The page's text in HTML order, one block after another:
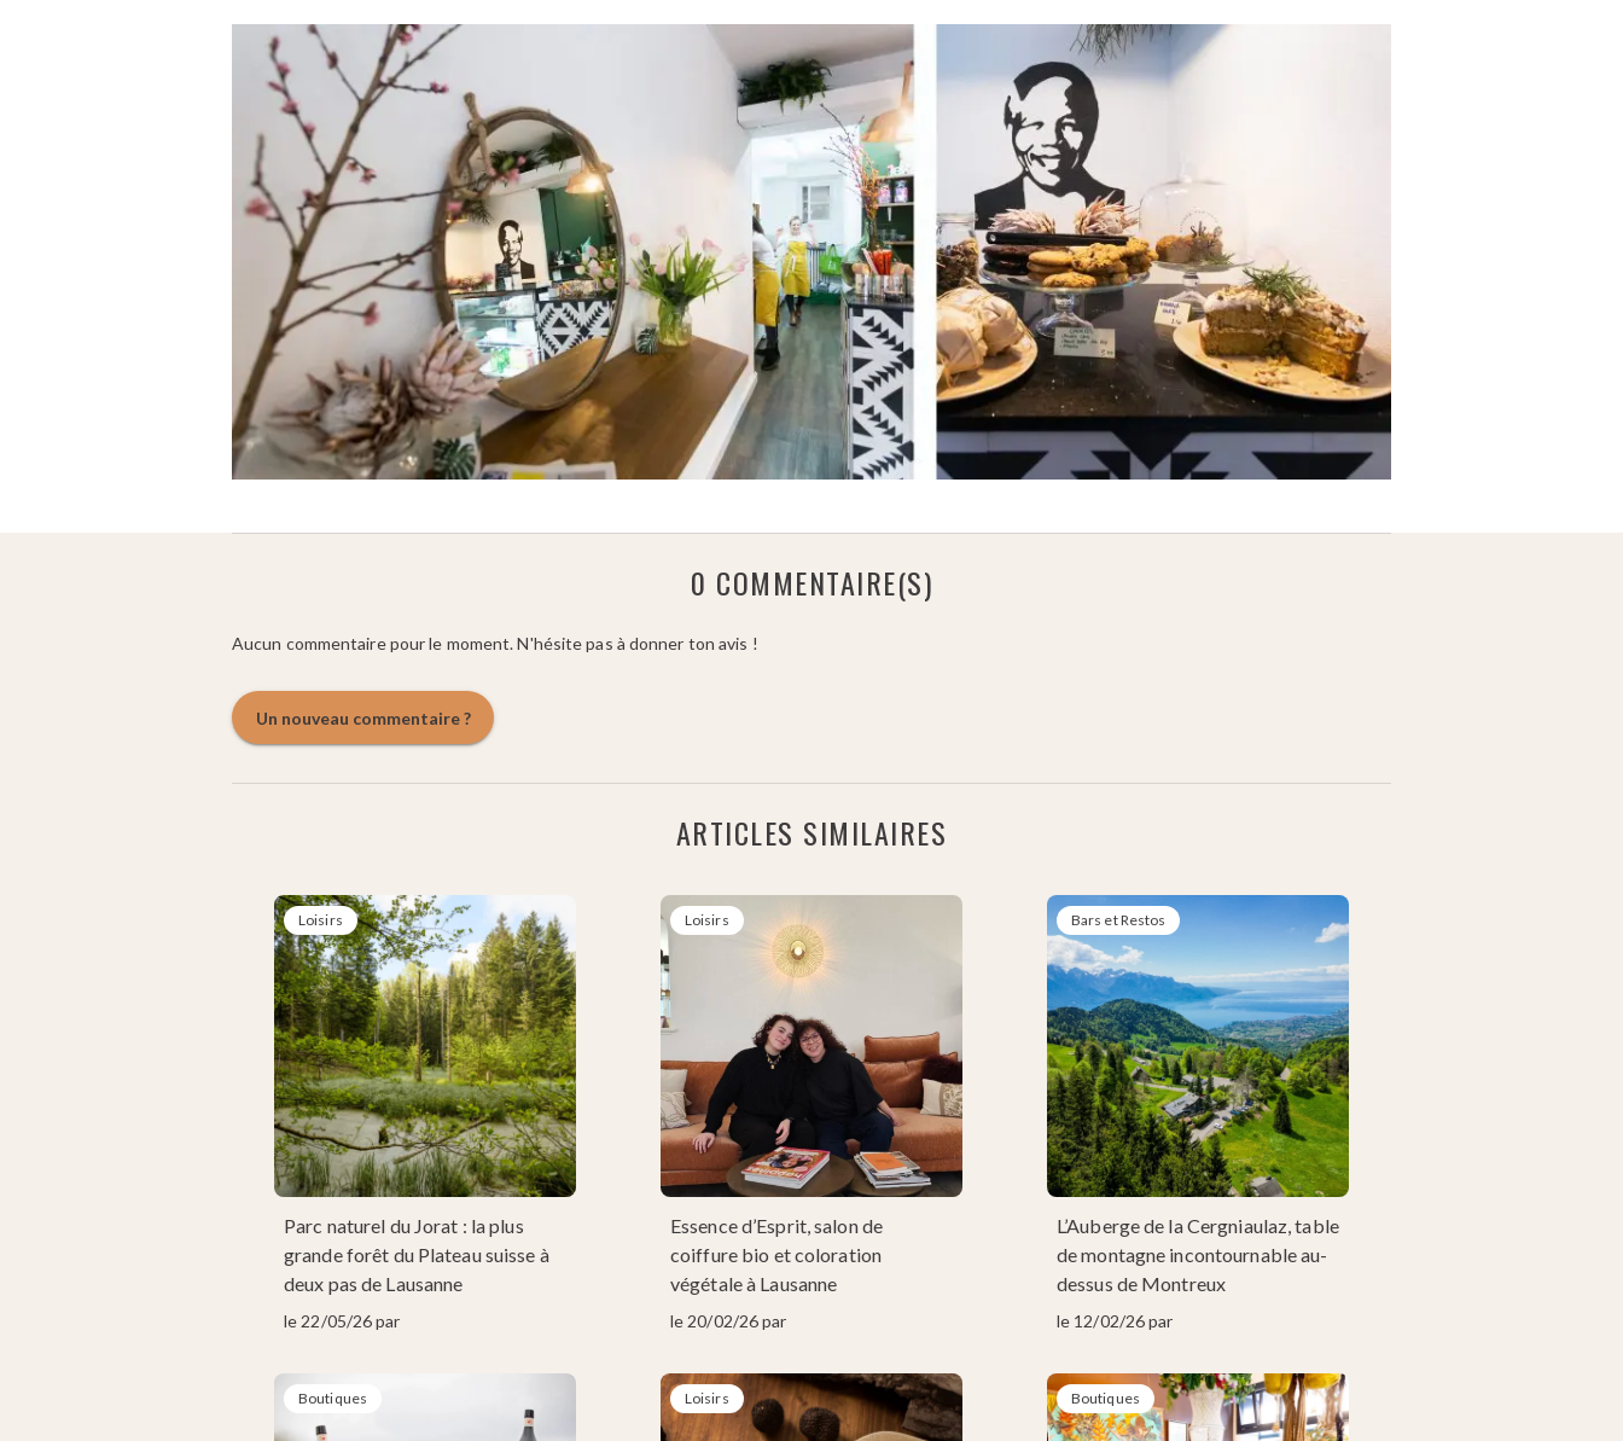
0 COMMENTAIRE(S)
Aucun commentaire pour le moment. N'hésite pas à donner ton avis !
Un nouveau commentaire ?
ARTICLES SIMILAIRES
Loisirs
Parc naturel du Jorat : la plus
grande forêt du Plateau suisse à
deux pas de Lausanne
le 22/05/26 par
Loisirs
Essence d’Esprit, salon de
coiffure bio et coloration
végétale à Lausanne
le 20/02/26 par
Bars et Restos
L’Auberge de la Cergniaulaz, table
de montagne incontournable au-
dessus de Montreux
le 12/02/26 par
Boutiques Loisirs Boutiques